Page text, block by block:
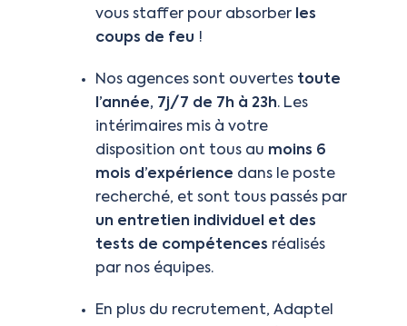
vous staffer pour absorber les
coups de feu !
Nos agences sont ouvertes toute
l’année, 7j/7 de 7h à 23h. Les
intérimaires mis à votre
disposition ont tous au moins 6
mois d’expérience dans le poste
recherché, et sont tous passés par
un entretien individuel et des
tests de compétences réalisés
par nos équipes.
En plus du recrutement, Adaptel